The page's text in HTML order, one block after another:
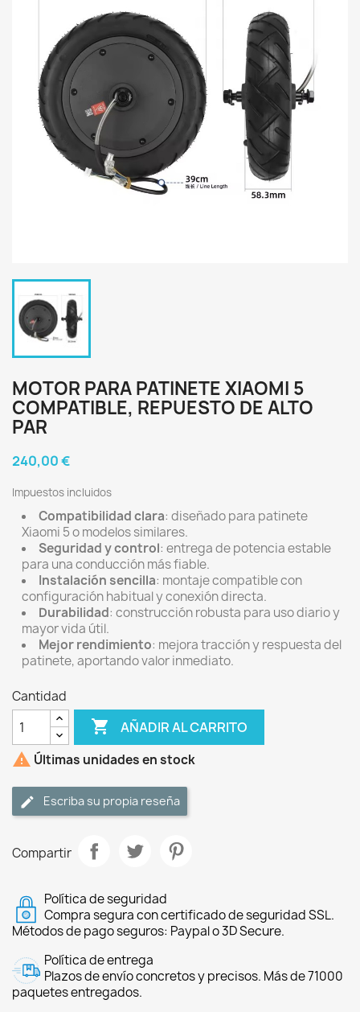
MOTOR PARA PATINETE XIAOMI 5
COMPATIBLE, REPUESTO DE ALTO
PAR
240,00 €
Impuestos incluidos
Compatibilidad clara: diseñado para patinete
Xiaomi 5 o modelos similares.
Seguridad y control: entrega de potencia estable
para una conducción más fiable.
Instalación sencilla: montaje compatible con
configuración habitual y conexión directa.
Durabilidad: construcción robusta para uso diario y
mayor vida útil.
Mejor rendimiento: mejora tracción y respuesta del
patinete, aportando valor inmediato.
Cantidad
 AÑADIR AL CARRITO
 Últimas unidades en stock
Escriba su propia reseña
Compartir
Política de seguridad
Compra segura con certificado de seguridad SSL.
Métodos de pago seguros: Paypal o 3D Secure.
Política de entrega
Plazos de envío concretos y precisos. Más de 71000
paquetes entregados.